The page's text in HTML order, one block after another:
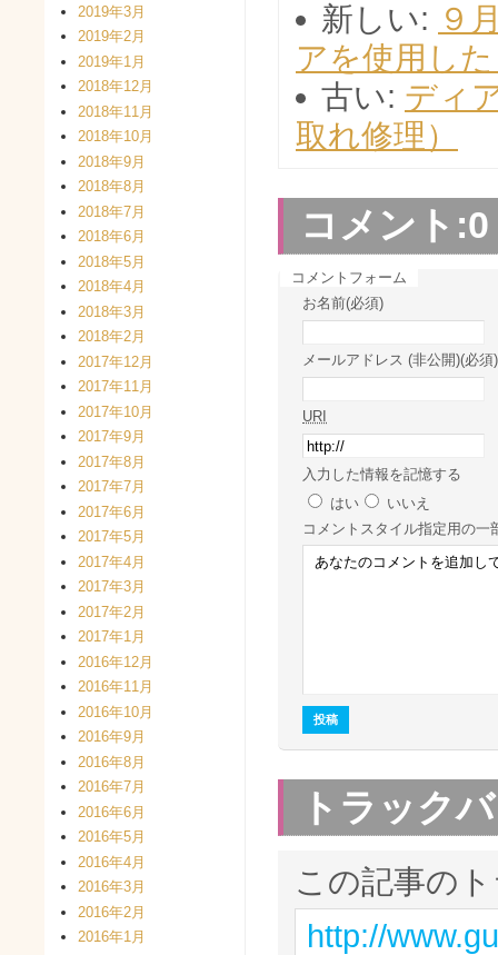
新しい: ９
アを使用し
古い: ディ
取れ修理）
コメント:0
コメントフォーム
お名前(必須)
メールアドレス (非公開)(必須)
URI
入力した情報を記憶する
はい
いいえ
コメント スタイル指定用の一
トラック
この記事の
http://
2019年3月
2019年2月
2019年1月
2018年12月
2018年11月
2018年10月
2018年9月
2018年8月
2018年7月
2018年6月
2018年5月
2018年4月
2018年3月
2018年2月
2017年12月
2017年11月
2017年10月
2017年9月
2017年8月
2017年7月
2017年6月
2017年5月
2017年4月
2017年3月
2017年2月
2017年1月
2016年12月
2016年11月
2016年10月
2016年9月
2016年8月
2016年7月
2016年6月
2016年5月
2016年4月
2016年3月
2016年2月
2016年1月